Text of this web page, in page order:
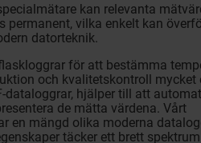
kan relevanta
permanent, vilka enkelt kan
datorteknik.
för att bestämma
och kvalitetskontroll mycket
dataloggrar, hjälper till att
de mätta värdena. Vårt
en mängd olika moderna
täcker ett brett